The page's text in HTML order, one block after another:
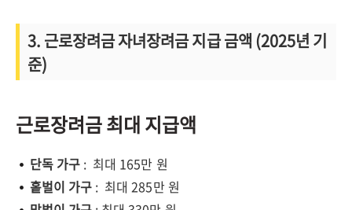
3. 근로장려금 자녀장려금 지급 금액 (2025년 기
준)
근로장려금 최대 지급액
단독 가구 : 최대 165만 원
홑벌이 가구 : 최대 285만 원